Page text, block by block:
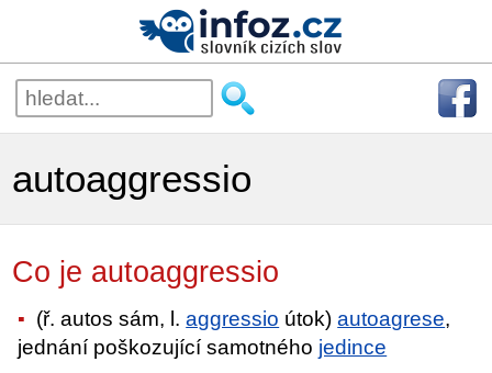
autoaggressio
Co je autoaggressio
(ř. autos sám, l.aggressio útok)autoagrese,
jednání poškozující samotného jedince